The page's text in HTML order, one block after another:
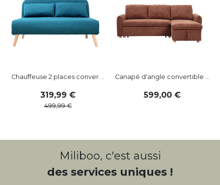
Chauffeuse 2 places conver ...
319,99
499,99
Canapé d'angle convertible ...
599,00
Miliboo, c'est aussi
des services uniques !